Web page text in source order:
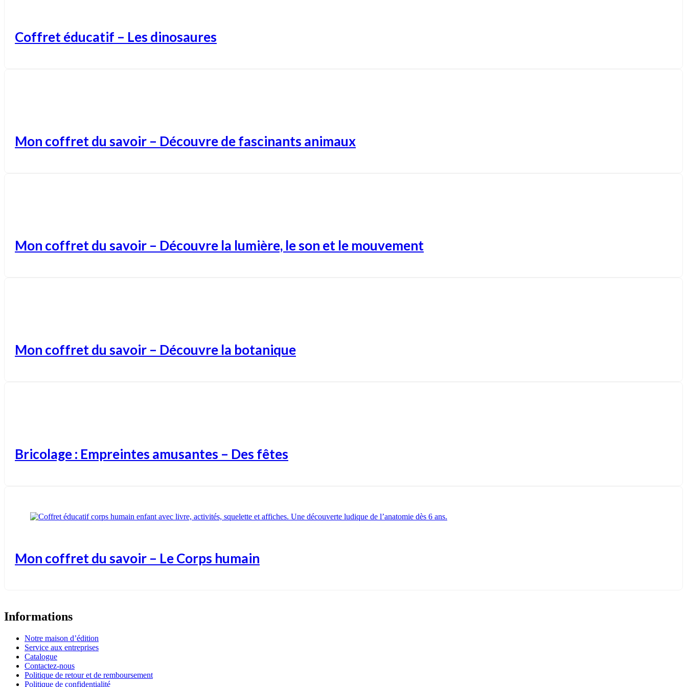
Coffret éducatif – Les dinosaures
Mon coffret du savoir – Découvre de fascinants animaux
Mon coffret du savoir – Découvre la lumière, le son et le mouvement
Mon coffret du savoir – Découvre la botanique
Bricolage : Empreintes amusantes – Des fêtes
Mon coffret du savoir – Le Corps humain
Informations
Notre maison d’édition
Service aux entreprises
Catalogue
Contactez-nous
Politique de retour et de remboursement
Politique de confidentialité